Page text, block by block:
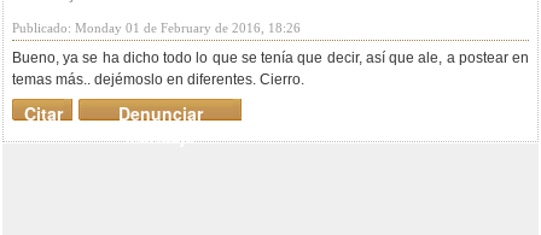
Publicado: Monday 01 de February de 2016, 18:26
Bueno, ya se ha dicho todo lo que se tenía que decir, así que ale, a postear en
temas más.. dejémoslo en diferentes. Cierro.
Denunciar
mensaje
Citar